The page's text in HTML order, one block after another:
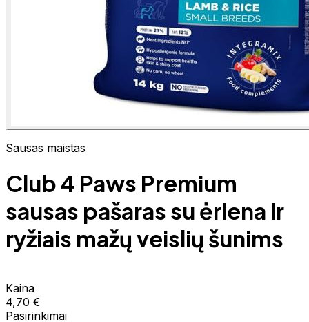
Sausas maistas
Club 4 Paws Premium
sausas pašaras su ėriena ir
ryžiais mažų veislių šunims
Kaina
4,70 €
Pasirinkimai